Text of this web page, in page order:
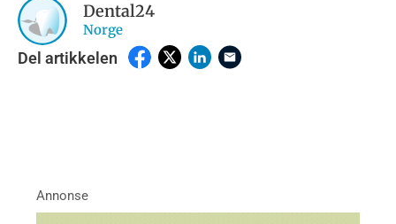
Dental24
Norge
Del artikkelen